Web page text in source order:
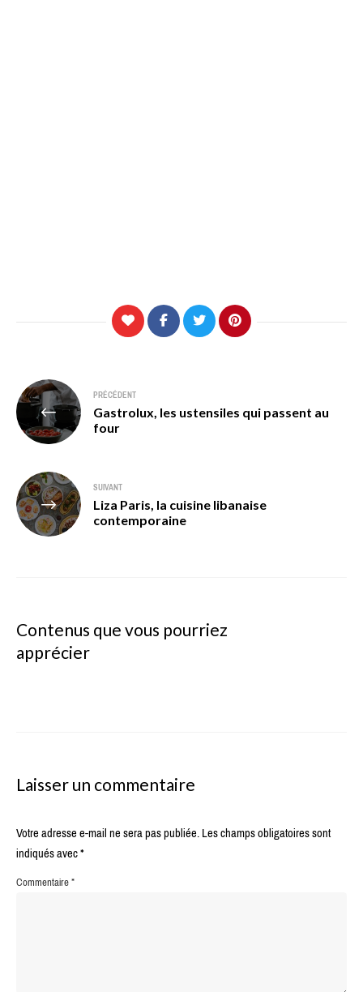
Navigation
de
l’article
PRÉCÉDENT
Gastrolux, les ustensiles qui passent au
four
SUIVANT
Liza Paris, la cuisine libanaise
contemporaine
Contenus que vous pourriez
apprécier
Laisser un commentaire
Votre adresse e-mail ne sera pas publiée.Les champs obligatoires sont
indiqués avec*
Commentaire*